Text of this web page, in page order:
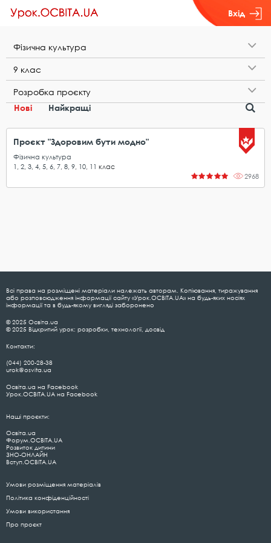
Вхід
Ф​і​з​и​ч​н​а​ ​к​у​л​ь​т​у​р​а
9​ ​к​л​а​с
Р​о​з​р​о​б​к​а​ ​п​р​о​є​к​т​у
Нові
Найкращі
Проєкт "Здоровим бути модно"
Фізична культура
1
2 3 4 5 6 7 8 9 10 11 клас
2968
Всі права на розміщені матеріали належать авторам. Копіювання, тиражування
або розповсюдження інформації сайту «Урок.ОСВІТА.UA» на будь-яких носіях
інформації та в будь-якому вигляді заборонено
© 2025 Освіта.ua
© 2025 Відкритий урок: розробки, технології, досвід
Контакти:
(044) 200-28-38
urok@osvita.ua
Освіта.ua на Facebook
Урок.ОСВІТА.UA на Facebook
Наші проєкти:
Освіта.ua
Форум.ОСВІТА.UA
Розвиток дитини
ЗНО-ОНЛАЙН
Вступ.ОСВІТА.UA
Умови розміщення матеріалів
Політика конфіденційності
Умови використання
Про проєкт